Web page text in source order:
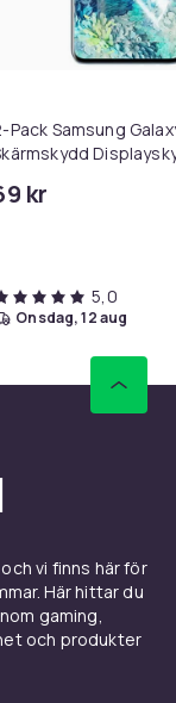
Snabbladdare
Pack Samsung
kr
5,0
onsdag, 12 aug
vi finns här för
Här hittar du
gaming,
och produkter